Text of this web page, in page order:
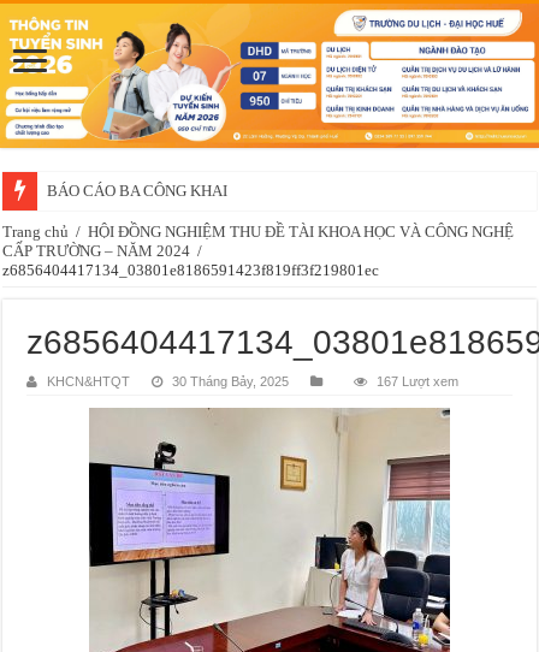
BÁO CÁO BA CÔNG KHAI
Trang chủ / HỘI ĐỒNG NGHIỆM THU ĐỀ TÀI KHOA HỌC VÀ CÔNG NGHỆ
CẤP TRƯỜNG – NĂM 2024 /
z6856404417134_03801e8186591423f819ff3f219801ec
KHCN&HTQT 30 Tháng Bảy, 2025 167 Lượt xem